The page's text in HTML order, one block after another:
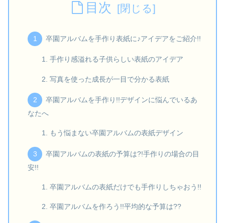
目次
卒園アルバムを手作り表紙に♪アイデアをご紹介!!
手作り感溢れる子供らしい表紙のアイデア
写真を使った成長が一目で分かる表紙
卒園アルバムを手作り!!デザインに悩んでいるあ
なたへ
もう悩まない卒園アルバムの表紙デザイン
卒園アルバムの表紙の予算は?!手作りの場合の目
安!!
卒園アルバムの表紙だけでも手作りしちゃおう!!
卒園アルバムを作ろう!!平均的な予算は??